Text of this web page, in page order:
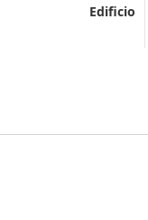
Edificio